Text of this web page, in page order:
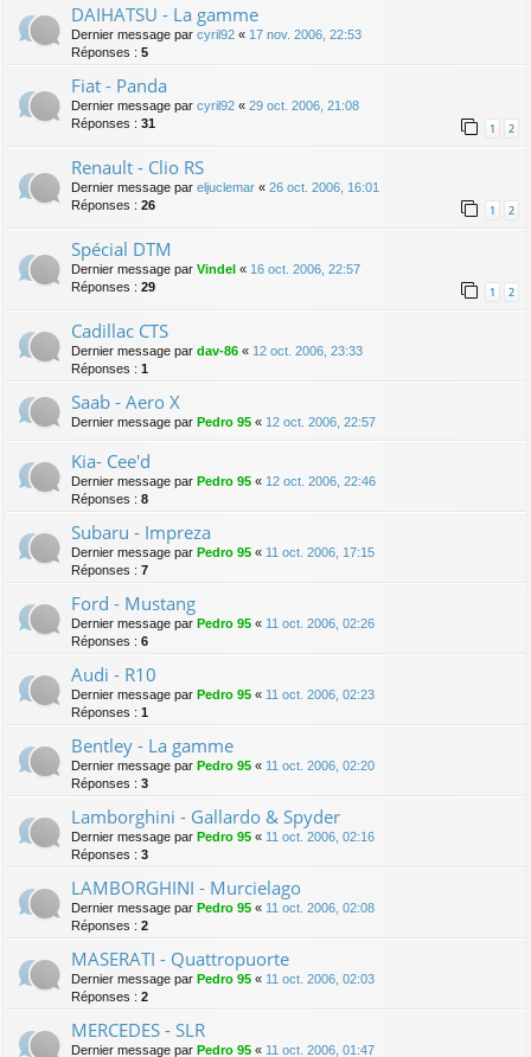
DAIHATSU - La gamme
Dernier message par cyril92 « 17 nov. 2006, 22:53
Réponses : 5
Fiat - Panda
Dernier message par cyril92 « 29 oct. 2006, 21:08
Réponses : 31 1 2
Renault - Clio RS
Dernier message par eljuclemar « 26 oct. 2006, 16:01
Réponses : 26 1 2
Spécial DTM
Dernier message par Vindel « 16 oct. 2006, 22:57
Réponses : 29 1 2
Cadillac CTS
Dernier message par dav-86 « 12 oct. 2006, 23:33
Réponses : 1
Saab - Aero X
Dernier message par Pedro 95 « 12 oct. 2006, 22:57
Kia- Cee'd
Dernier message par Pedro 95 « 12 oct. 2006, 22:46
Réponses : 8
Subaru - Impreza
Dernier message par Pedro 95 « 11 oct. 2006, 17:15
Réponses : 7
Ford - Mustang
Dernier message par Pedro 95 « 11 oct. 2006, 02:26
Réponses : 6
Audi - R10
Dernier message par Pedro 95 « 11 oct. 2006, 02:23
Réponses : 1
Bentley - La gamme
Dernier message par Pedro 95 « 11 oct. 2006, 02:20
Réponses : 3
Lamborghini - Gallardo & Spyder
Dernier message par Pedro 95 « 11 oct. 2006, 02:16
Réponses : 3
LAMBORGHINI - Murcielago
Dernier message par Pedro 95 « 11 oct. 2006, 02:08
Réponses : 2
MASERATI - Quattropuorte
Dernier message par Pedro 95 « 11 oct. 2006, 02:03
Réponses : 2
MERCEDES - SLR
Dernier message par Pedro 95 « 11 oct. 2006, 01:47